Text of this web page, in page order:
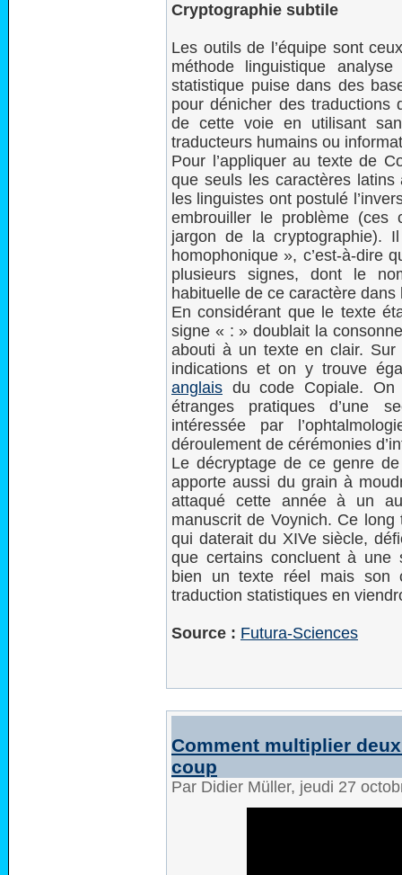
Cryptographie subtile
Les outils de l’équipe sont
méthode linguistique
statistique puise dans des
pour dénicher des traductions
de cette voie en utilisant
traducteurs humains ou
Pour l’appliquer au texte de
que seuls les caractères latins
les linguistes ont postulé
embrouiller le problème
jargon de la cryptographie).
homophonique », c’est-à-dire
plusieurs signes, dont le
habituelle de ce caractère
En considérant que le texte
signe « : » doublait la
abouti à un texte en clair.
indications et on y trouve
anglais du code Copiale. On
étranges pratiques d’une
intéressée par
déroulement de cérémonies
Le décryptage de ce genre
apporte aussi du grain à
attaqué cette année à un
manuscrit de Voynich. Ce
qui daterait du XIVe siècle,
que certains concluent à une
bien un texte réel mais son
traduction statistiques en
Source : Futura-Sciences
Comment multiplier
coup
Par Didier Müller, jeudi 27